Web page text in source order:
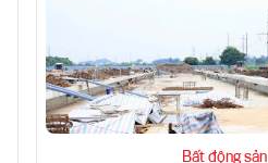
Bất động sản